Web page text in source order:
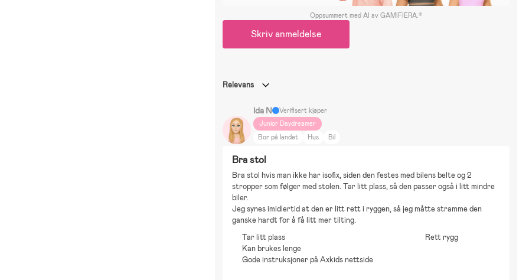
Oppsummert med AI av GAMIFIERA.®
Skriv anmeldelse
Relevans
Ida N
Verifisert kjøper
Junior Daydreamer
Bor på landet
Hus Bil
Bra stol
Bra stol hvis man ikke har isofix, siden den festes med bilens belte og 2
stropper som følger med stolen. Tar litt plass, så den passer også i litt mindre
biler.
Jeg synes imidlertid at den er litt rett i ryggen, så jeg måtte stramme den
ganske hardt for å få litt mer tilting.
Tar litt plass
Kan brukes lenge
Gode instruksjoner på Axkids nettside
Rett rygg